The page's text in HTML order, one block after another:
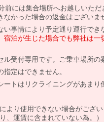
には集合場所へお越しいただ
かった場合の返金はございま
事情により予定通り運行でき
宿泊が生じた場合でも弊社は
受付専用です。ご乗車場所の
定はできません。
トはリクライニングがあまり
より使用できない場合がござ
、運賃に含まれていない為。）